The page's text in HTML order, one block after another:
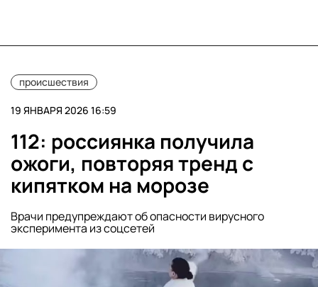
происшествия
19 ЯНВАРЯ 2026 16:59
112: россиянка получила
ожоги, повторяя тренд с
кипятком на морозе
Врачи предупреждают об опасности вирусного
эксперимента из соцсетей